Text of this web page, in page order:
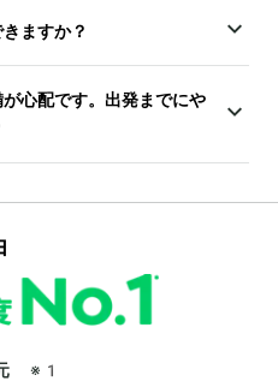
ますか？
心配です。出発までにや
※1